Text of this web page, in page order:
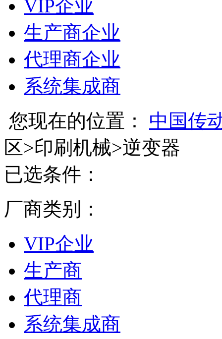
VIP企业
生产商企业
代理商企业
系统集成商
您现在的位置：
中国传
区>印刷机械>逆变器
已选条件：
厂商类别：
VIP企业
生产商
代理商
系统集成商